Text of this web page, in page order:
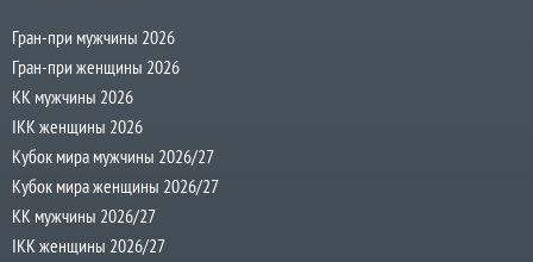
Гран-при мужчины 2026
Гран-при женщины 2026
КК мужчины 2026
IKK женщины 2026
Кубок мира мужчины 2026/27
Кубок мира женщины 2026/27
КК мужчины 2026/27
IKK женщины 2026/27